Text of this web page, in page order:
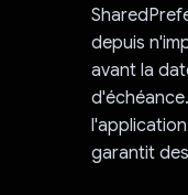
depuis
avant la
garantit